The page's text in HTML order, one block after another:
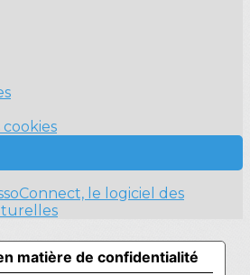
le logiciel des
matière de confidentialité